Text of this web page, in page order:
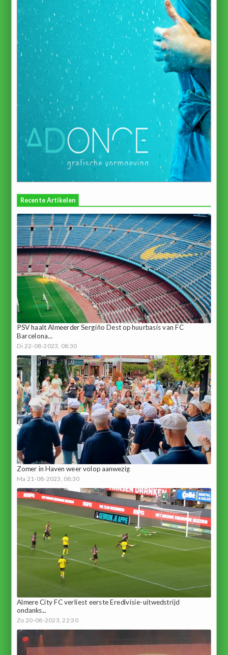
Recente Artikelen
PSV haalt Almeerder Sergiño Dest op huurbasis van FC
Barcelona...
Di 22-08-2023, 08:30
Zomer in Haven weer volop aanwezig
Ma 21-08-2023, 08:30
Almere City FC verliest eerste Eredivisie-uitwedstrijd
ondanks...
Zo 20-08-2023, 22:30